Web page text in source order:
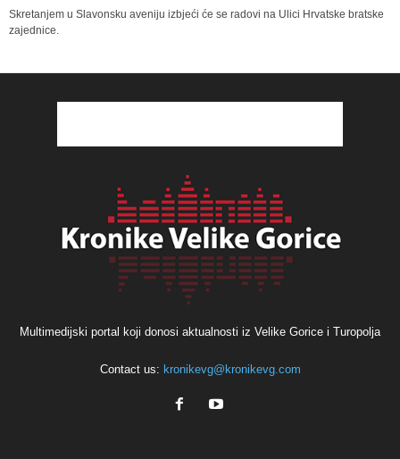
Skretanjem u Slavonsku aveniju izbjeći će se radovi na Ulici Hrvatske bratske
zajednice.
Multimedijski portal koji donosi aktualnosti iz Velike Gorice i Turopolja
Contact us: kronikevg@kronikevg.com